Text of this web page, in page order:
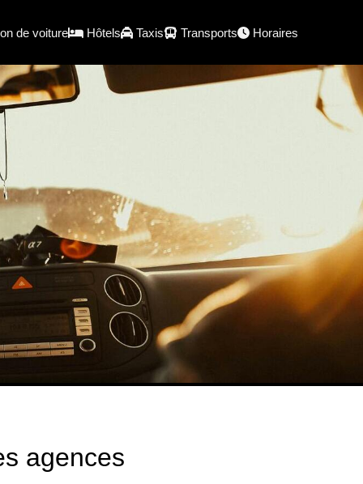
de voiture Hôtels Taxis Transports Horaires
agences